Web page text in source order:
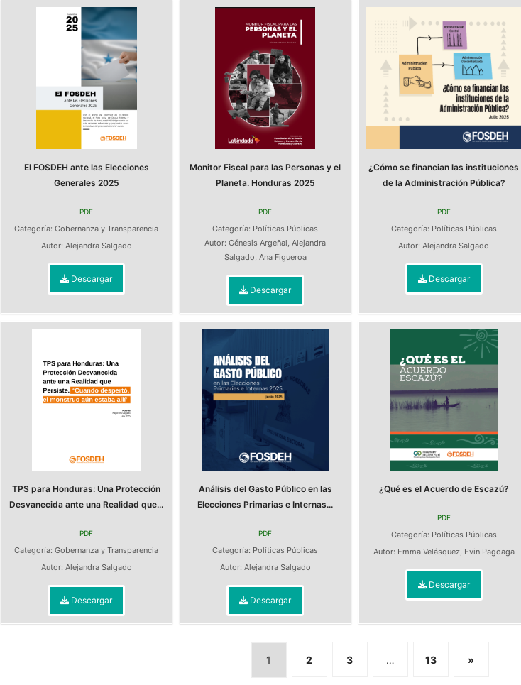
El FOSDEH ante las Elecciones
Generales 2025
PDF
Categoría:Gobernanza y Transparencia
Autor: Alejandra Salgado
Descargar
Monitor Fiscal para las Personas y el
Planeta. Honduras 2025
PDF
Categoría: Políticas Públicas
Autor:Génesis Argeñal,Alejandra
Salgado, Ana Figueroa
Descargar
¿Cómo se financian las instituciones
de la Administración Pública?
PDF
Categoría: Políticas Públicas
Autor:Alejandra Salgado
Descargar
TPS para Honduras: Una Protección
Desvanecida ante una Realidad que...
PDF
Categoría:Gobernanza y Transparencia
Autor: Alejandra Salgado
Descargar
Análisis del Gasto Público en las
Elecciones Primarias e Internas...
PDF
Categoría: Políticas Públicas
Autor: Alejandra Salgado
Descargar
¿Qué es el Acuerdo de Escazú?
PDF
Categoría: Políticas Públicas
Autor: Emma Velásquez, Evin Pagoaga
Descargar
1 2 3 … 13 »